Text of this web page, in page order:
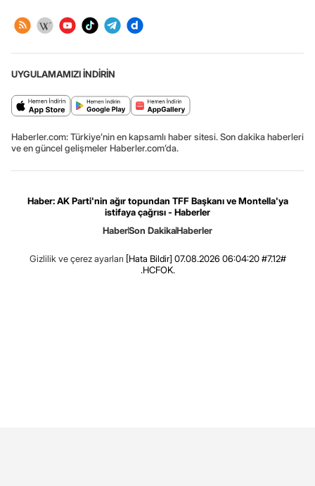
UYGULAMAMIZI İNDİRİN
Haberler.com: Türkiye’nin en kapsamlı haber sitesi. Son dakika haberleri
ve en güncel gelişmeler Haberler.com’da.
Haber: AK Parti'nin ağır topundan TFF Başkanı ve Montella'ya
istifaya çağrısı - Haberler
HaberSon DakikaHaberler
Gizlilik ve çerez ayarları [Hata Bildir] 07.08.2026 06:04:20 #7.12#
.HCFOK.